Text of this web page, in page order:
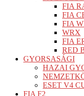
FIA
FIA
FIA
WRX
FIA
RED
GYORSASÁGI
HAZAI
ESET V4
FIA F2